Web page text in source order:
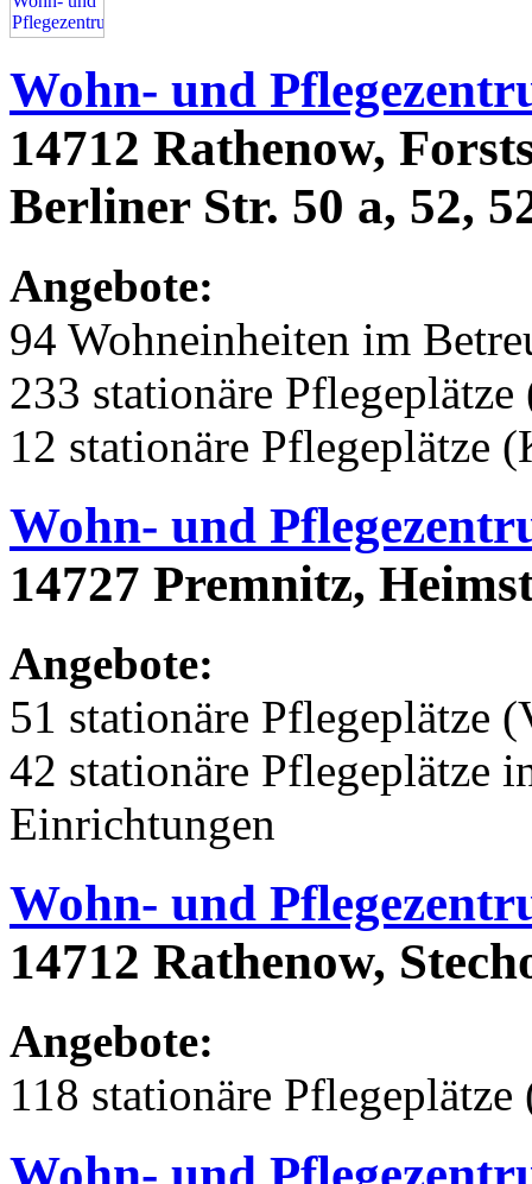
Wohn- und
14712 Rathenow,
Berliner Str. 50 a, 52,
Angebote:
94 Wohneinheiten im
233 stationäre
12 stationäre Pflegeplätze
Wohn- und
14727 Premnitz,
Angebote:
51 stationäre Pflegeplätze
42 stationäre Pflegeplätze
Einrichtungen
Wohn- und
14712 Rathenow,
Angebote:
118 stationäre